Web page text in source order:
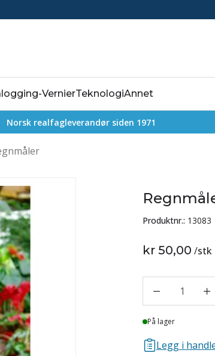
VernierTeknologiAnnet
Norsk realfagleverandør siden 1971
Produktnr.: 13083
kr 50,00 /stk
1
Lager
På lager
Legg i